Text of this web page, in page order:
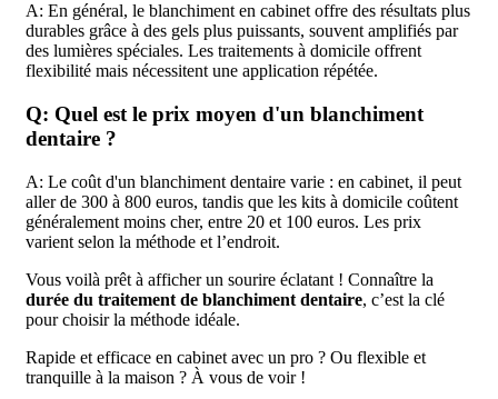
A: En général, le blanchiment en cabinet offre des résultats plus
durables grâce à des gels plus puissants, souvent amplifiés par
des lumières spéciales. Les traitements à domicile offrent
flexibilité mais nécessitent une application répétée.
Q: Quel est le prix moyen d'un blanchiment
dentaire ?
A: Le coût d'un blanchiment dentaire varie : en cabinet, il peut
aller de 300 à 800 euros, tandis que les kits à domicile coûtent
généralement moins cher, entre 20 et 100 euros. Les prix
varient selon la méthode et l’endroit.
Vous voilà prêt à afficher un sourire éclatant ! Connaître la
durée du traitement de blanchiment dentaire, c’est la clé
pour choisir la méthode idéale.
Rapide et efficace en cabinet avec un pro ? Ou flexible et
tranquille à la maison ? À vous de voir !